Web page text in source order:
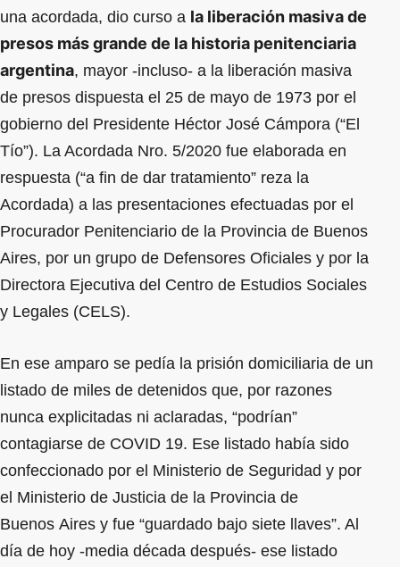
una acordada, dio curso a la liberación masiva de
presos más grande de la historia penitenciaria
argentina, mayor -incluso- a la liberación masiva
de presos dispuesta el 25 de mayo de 1973 por el
gobierno del Presidente Héctor José Cámpora (“El
Tío”). La Acordada Nro. 5/2020 fue elaborada en
respuesta (“a fin de dar tratamiento” reza la
Acordada) a las presentaciones efectuadas por el
Procurador Penitenciario de la Provincia de Buenos
Aires, por un grupo de Defensores Oficiales y por la
Directora Ejecutiva del Centro de Estudios Sociales
y Legales (CELS).
En ese amparo se pedía la prisión domiciliaria de un
listado de miles de detenidos que, por razones
nunca explicitadas ni aclaradas, “podrían”
contagiarse de COVID 19. Ese listado había sido
confeccionado por el Ministerio de Seguridad y por
el Ministerio de Justicia de la Provincia de
Buenos Aires y fue “guardado bajo siete llaves”. Al
día de hoy -media década después- ese listado